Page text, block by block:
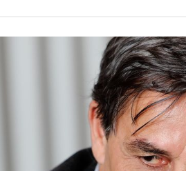
”の真実 選手が明かす...